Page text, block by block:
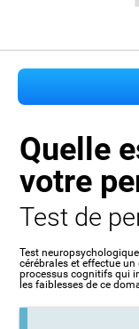
Quelle
votre
Test de
Test
cérébrales et effectue
processus cognitifs qui
les faiblesses de ce